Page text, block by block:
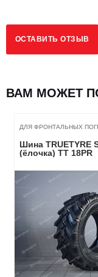
Тип оси
Максимальная
Индекс нагрузки
Индекс скорости
Стандартный диск,
ОСТАВИТЬ ОТЗЫВ
ВАМ МОЖЕТ
ДЛЯ ФРОНТАЛЬНЫХ ПОГР
Шина TRUETYRE
(ёлочка) TT 18PR